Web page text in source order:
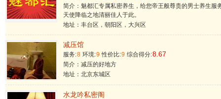
简介：魅都汇专属私密养生，给您帝王般尊贵的男士养生服
天使降临之地清丽佳人于此。
地址：丰台区，朝阳区，大兴区
减压馆
服务:8 环境:9 性价比:9 综合得分:8.67
简介：减压的好地方
地址：北京东城区
水龙吟私密阁